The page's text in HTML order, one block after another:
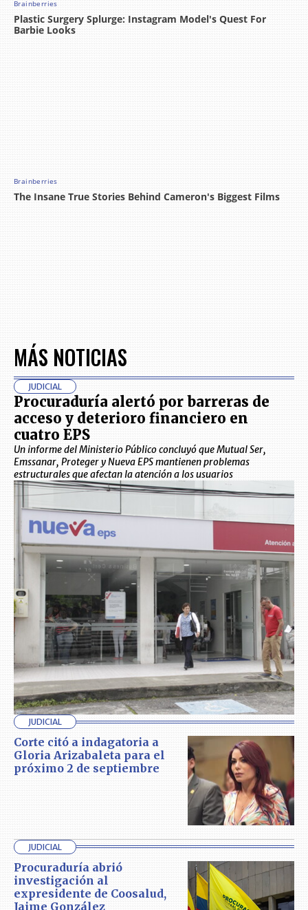
MÁS NOTICIAS
JUDICIAL
Procuraduría alertó por barreras de
acceso y deterioro financiero en
cuatro EPS
Un informe del Ministerio Público concluyó que Mutual Ser,
Emssanar, Proteger y Nueva EPS mantienen problemas
estructurales que afectan la atención a los usuarios
JUDICIAL
Corte citó a indagatoria a
Gloria Arizabaleta para el
próximo 2 de septiembre
JUDICIAL
Procuraduría abrió
investigación al
expresidente de Coosalud,
Jaime González